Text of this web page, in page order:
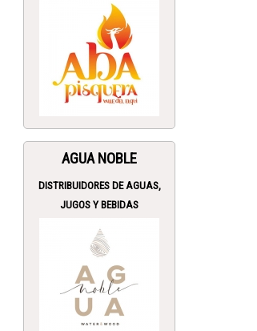
AGUA NOBLE
DISTRIBUIDORES DE AGUAS,
JUGOS Y BEBIDAS